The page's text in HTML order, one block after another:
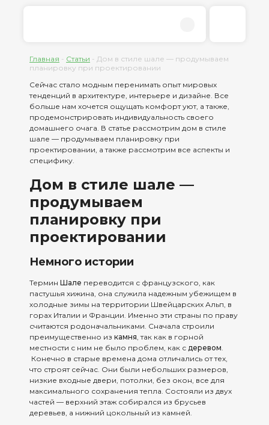
Главная - Статьи - Дом в стиле шале — продумываем
планировку при проектировании
Сейчас стало модным перенимать опыт мировых
тенденций в архитектуре, интерьере и дизайне. Все
больше нам хочется ощущать комфорт уют, а также,
продемонстрировать индивидуальность своего
домашнего очага. В статье рассмотрим дом в стиле
шале — продумываем планировку при
проектировании, а также рассмотрим все аспекты и
специфику.
Дом в стиле шале —
продумываем
планировку при
проектировании
Немного истории
Термин Шале переводится с французского, как
пастушья хижина, она служила надежным убежищем в
холодные зимы на территории Швейцарских Альп, в
горах Италии и Франции. Именно эти страны по праву
считаются родоначальниками. Сначала строили
преимущественно из камня, так как в горной
местности с ним не было проблем, как с деревом.
Конечно в старые времена дома отличались от тех,
что строят сейчас. Они были небольших размеров,
низкие входные двери, потолки, без окон, все для
максимального сохранения тепла. Состояли из двух
частей — верхний этаж собирался из брусьев
деревьев, а нижний цокольный из камней.